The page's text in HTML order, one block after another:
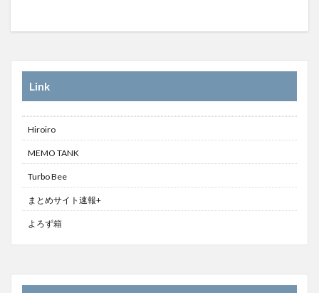
Link
Hiroiro
MEMO TANK
Turbo Bee
まとめサイト速報+
よろず箱